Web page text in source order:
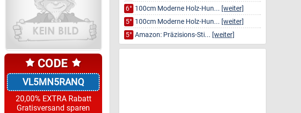
VL5MN5RANQ
20,00% EXTRA Rabatt
Gratisversand sparen
6° 100cm Moderne Holz-Hun... [weiter]
5° 100cm Moderne Holz-Hun... [weiter]
5° Amazon: Präzisions-Sti... [weiter]